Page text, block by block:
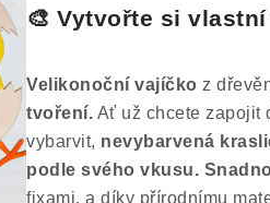
🎨 Vytvořte si
Velikonoční vajíčko z
tvoření. Ať už chcete zapojit
vybarvit, nevybarvená
podle svého vkusu.
fixami, a díky přírodnímu